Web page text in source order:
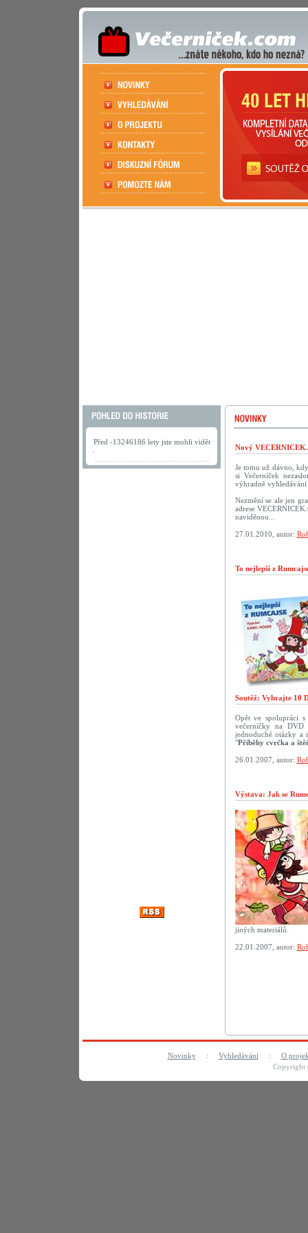
Před -13246186 lety jste mohli vidět
Nový
Je tomu už dávno,
si Večerníček
výhradně
Nezmění se ale jen
adrese
naviděnou...
27.01.2010, autor:
To nejlepší z
Soutěž: Vyhrajte 10
Opět ve spolupráci
večerníčky na
jednoduché otázky a
"Příběhy cvrčka a
26.01.2007, autor:
Výstava: Jak se
jiných materiálů.
22.01.2007, autor:
Novinky: Vyhledávání: O
Copyright